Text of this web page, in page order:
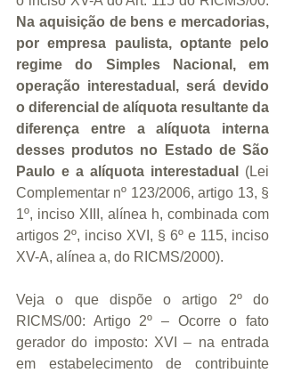
Na aquisição de bens e mercadorias,
por empresa paulista, optante pelo
regime do Simples Nacional, em
operação interestadual, será devido
o diferencial de alíquota resultante da
diferença entre a alíquota interna
desses produtos no Estado de São
Paulo e a alíquota interestadual
(Lei
Complementar nº 123/2006, artigo 13, §
1º, inciso XIII, alínea h, combinada com
artigos 2º, inciso XVI, § 6º e 115, inciso
XV-A, alínea a, do RICMS/2000).
Veja o que dispõe o artigo 2º do
RICMS/00: Artigo 2º – Ocorre o fato
gerador do imposto: XVI – na entrada
em estabelecimento de contribuinte